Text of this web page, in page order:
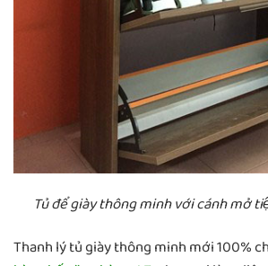
Tủ để giày thông minh với cánh mở
Thanh lý tủ giày thông minh mới 100%